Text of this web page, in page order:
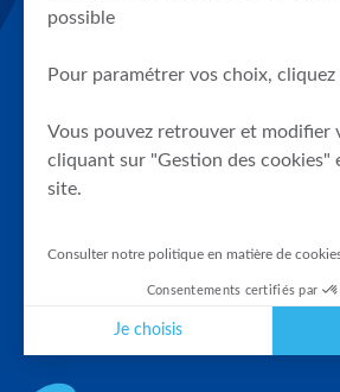
possible
Pour paramétrer vos choix, cliquez
Vous pouvez retrouver et modifier
cliquant sur "Gestion des cookies"
site.
Consulter notre politique en matière de
Consentements certifiés par
Je choisis